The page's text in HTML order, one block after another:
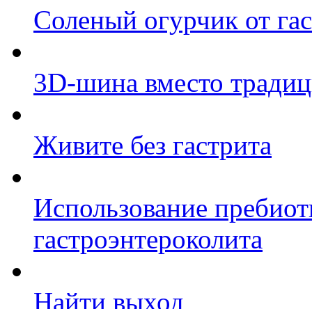
Соленый огурчик от
3D-шина вместо
Живите без гастрита
Использование
гастроэнтероколита
Найти выход